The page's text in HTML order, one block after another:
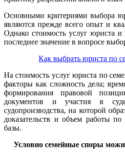
Основными критериями выбора
являются прежде всего опыт и
Однако стоимость услуг юриста
последнее значение в вопросе
Как выбрать юриста по
На стоимость услуг юриста по
факторы как сложность дела;
формирования правовой
документов и участия в
судопроизводства, на которой
доказательств и объем работы по
базы.
Условно семейные споры